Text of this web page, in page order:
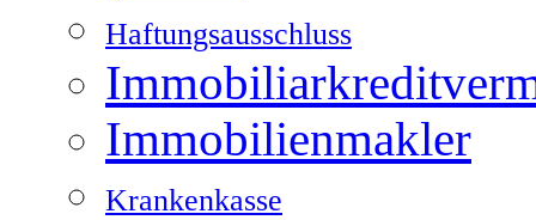
Haftungsausschluss
Immobilienmakler
Krankenkasse